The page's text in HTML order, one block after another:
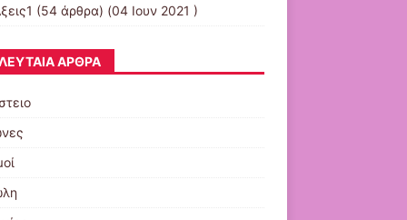
(54 άρθρα) (04 Ιουν 2021 )
ΆΡΘΡΑ